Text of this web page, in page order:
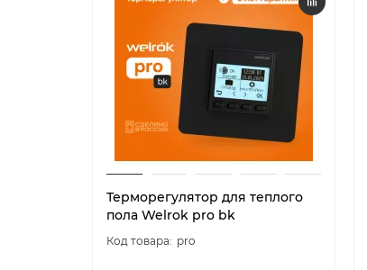
Терморегулятор для теплого
пола Welrok pro bk
pro